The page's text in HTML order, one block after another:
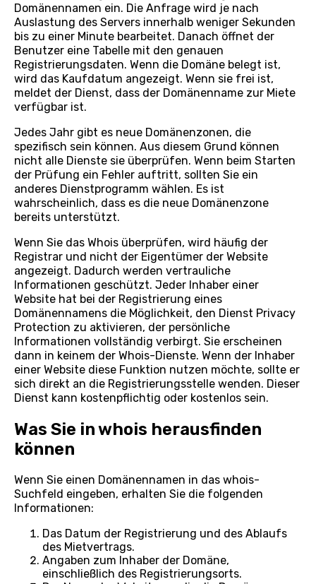
Domänennamen ein. Die Anfrage wird je nach
Auslastung des Servers innerhalb weniger Sekunden
bis zu einer Minute bearbeitet. Danach öffnet der
Benutzer eine Tabelle mit den genauen
Registrierungsdaten. Wenn die Domäne belegt ist,
wird das Kaufdatum angezeigt. Wenn sie frei ist,
meldet der Dienst, dass der Domänenname zur Miete
verfügbar ist.
Jedes Jahr gibt es neue Domänenzonen, die
spezifisch sein können. Aus diesem Grund können
nicht alle Dienste sie überprüfen. Wenn beim Starten
der Prüfung ein Fehler auftritt, sollten Sie ein
anderes Dienstprogramm wählen. Es ist
wahrscheinlich, dass es die neue Domänenzone
bereits unterstützt.
Wenn Sie das Whois überprüfen, wird häufig der
Registrar und nicht der Eigentümer der Website
angezeigt. Dadurch werden vertrauliche
Informationen geschützt. Jeder Inhaber einer
Website hat bei der Registrierung eines
Domänennamens die Möglichkeit, den Dienst Privacy
Protection zu aktivieren, der persönliche
Informationen vollständig verbirgt. Sie erscheinen
dann in keinem der Whois-Dienste. Wenn der Inhaber
einer Website diese Funktion nutzen möchte, sollte er
sich direkt an die Registrierungsstelle wenden. Dieser
Dienst kann kostenpflichtig oder kostenlos sein.
Was Sie in whois herausfinden
können
Wenn Sie einen Domänennamen in das whois-
Suchfeld eingeben, erhalten Sie die folgenden
Informationen:
Das Datum der Registrierung und des Ablaufs
des Mietvertrags.
Angaben zum Inhaber der Domäne,
einschließlich des Registrierungsorts.